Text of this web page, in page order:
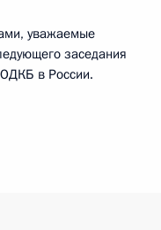
уважаемые
заседания
ОДКБ в России.